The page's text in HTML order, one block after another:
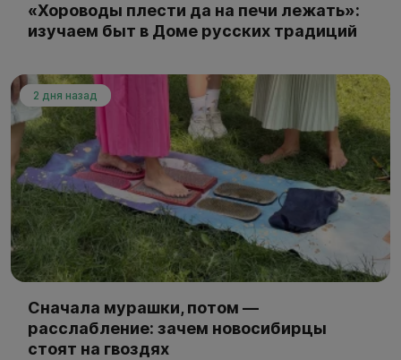
«Хороводы плести да на печи лежать»:
изучаем быт в Доме русских традиций
2 дня назад
Сначала мурашки, потом —
расслабление: зачем новосибирцы
стоят на гвоздях